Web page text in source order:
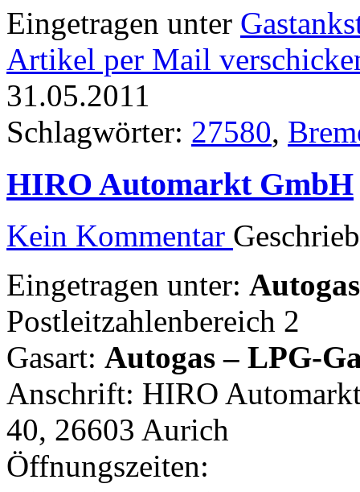
Eingetragen unter
Artikel per Mail
31.05.2011
Schlagwörter: 27580,
HIRO Automarkt GmbH
Kein Kommentar
Eingetragen unter:
Postleitzahlenbereich 2
Gasart: Autogas – LPG-
Anschrift: HIRO
40, 26603 Aurich
Öffnungszeiten: